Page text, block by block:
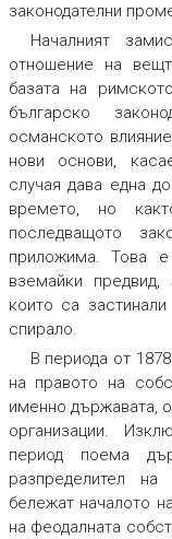
законодателни
Началният
отношение на
базата на
българско
османското
нови основи,
случая дава една
времето, но
последващото
приложима. Това
вземайки
които са
спирало.
В периода от
на правото на
именно държавата,
организации.
период поема
разпределител
бележат началото
на феодалната